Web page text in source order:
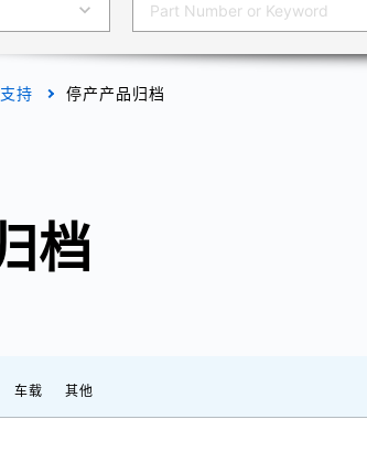
支持 停产产品归档
档
车载 其他